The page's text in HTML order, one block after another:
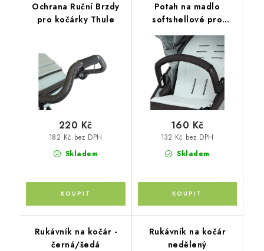
Ochrana Ruční Brzdy
pro kočárky Thule
Skladem
182 Kč bez DPH
220 Kč
Potah na madlo
softshellové pro
kočárky Thule
Skladem
132 Kč bez DPH
160 Kč
Rukávník na kočár -
černá/šedá
Rukávník na kočár
nedělený